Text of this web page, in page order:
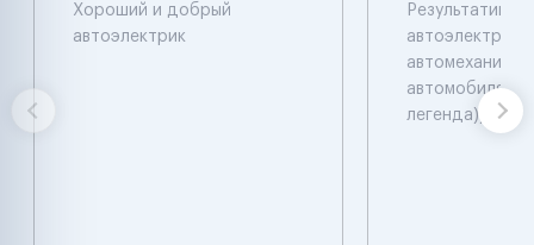
Хороший и добрый
автоэлектрик
автоэлектрик и
автомеханик
автомобилям.
легенда))